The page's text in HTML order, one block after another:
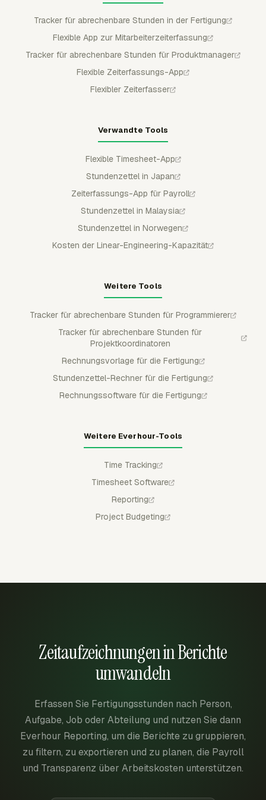
Tracker für abrechenbare Stunden in der Fertigung
Flexible App zur Mitarbeiterzeiterfassung
Tracker für abrechenbare Stunden für Produktmanager
Flexible Zeiterfassungs-App
Flexibler Zeiterfasser
Verwandte Tools
Flexible Timesheet-App
Stundenzettel in Japan
Zeiterfassungs-App für Payroll
Stundenzettel in Malaysia
Stundenzettel in Norwegen
Kosten der Linear-Engineering-Kapazität
Weitere Tools
Tracker für abrechenbare Stunden für Programmierer
Tracker für abrechenbare Stunden für
Projektkoordinatoren
Rechnungsvorlage für die Fertigung
Stundenzettel-Rechner für die Fertigung
Rechnungssoftware für die Fertigung
Weitere Everhour-Tools
Time Tracking
Timesheet Software
Reporting
Project Budgeting
Zeitaufzeichnungen in Berichte
umwandeln
Erfassen Sie Fertigungsstunden nach Person,
Aufgabe, Job oder Abteilung und nutzen Sie dann
Everhour Reporting, um die Berichte zu gruppieren,
zu filtern, zu exportieren und zu planen, die Payroll
und Transparenz über Arbeitskosten unterstützen.